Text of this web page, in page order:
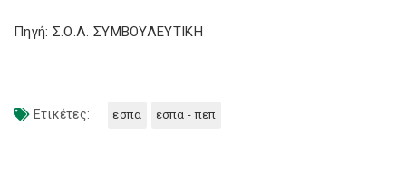
Πηγή: Σ.Ο.Λ. ΣΥΜΒΟΥΛΕΥΤΙΚΗ
Ετικέτες: εσπα εσπα - πεπ